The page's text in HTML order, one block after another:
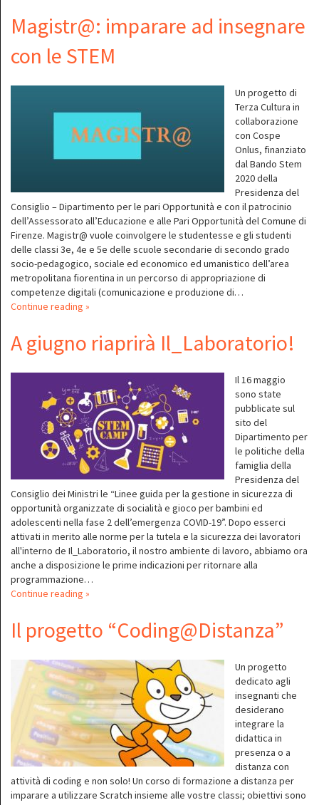
Magistr@: imparare ad insegnare
con le STEM
Un progetto di
Terza Cultura in
collaborazione
con Cospe
Onlus, finanziato
dal Bando Stem
2020 della
Presidenza del
Consiglio – Dipartimento per le pari Opportunità e con il patrocinio
dell’Assessorato all’Educazione e alle Pari Opportunità del Comune di
Firenze. Magistr@ vuole coinvolgere le studentesse e gli studenti
delle classi 3e, 4e e 5e delle scuole secondarie di secondo grado
socio-pedagogico, sociale ed economico ed umanistico dell’area
metropolitana fiorentina in un percorso di appropriazione di
competenze digitali (comunicazione e produzione di…
Continue reading »
A giugno riaprirà Il_Laboratorio!
Il 16 maggio
sono state
pubblicate sul
sito del
Dipartimento per
le politiche della
famiglia della
Presidenza del
Consiglio dei Ministri le “Linee guida per la gestione in sicurezza di
opportunità organizzate di socialità e gioco per bambini ed
adolescenti nella fase 2 dell’emergenza COVID-19”. Dopo esserci
attivati in merito alle norme per la tutela e la sicurezza dei lavoratori
all'interno de Il_Laboratorio, il nostro ambiente di lavoro, abbiamo ora
anche a disposizione le prime indicazioni per ritornare alla
programmazione…
Continue reading »
Il progetto “Coding@Distanza”
Un progetto
dedicato agli
insegnanti che
desiderano
integrare la
didattica in
presenza o a
distanza con
attività di coding e non solo! Un corso di formazione a distanza per
imparare a utilizzare Scratch insieme alle vostre classi; obiettivi sono